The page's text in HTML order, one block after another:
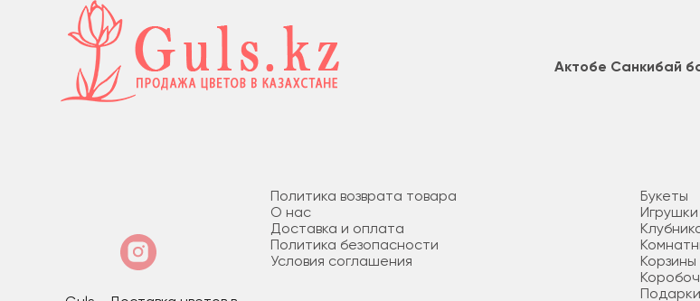
Актобе Санкибай
Политика возврата товара
О нас
Доставка и оплата
Политика безопасности
Условия соглашения
Букеты
Игрушки
Корзины
Подарки